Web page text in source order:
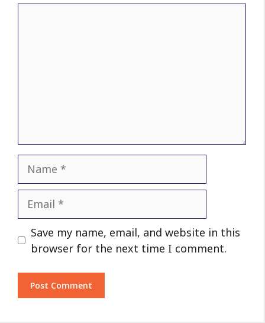
Name
Email
Website
Save my name, email, and website in this
browser for the next time I comment.